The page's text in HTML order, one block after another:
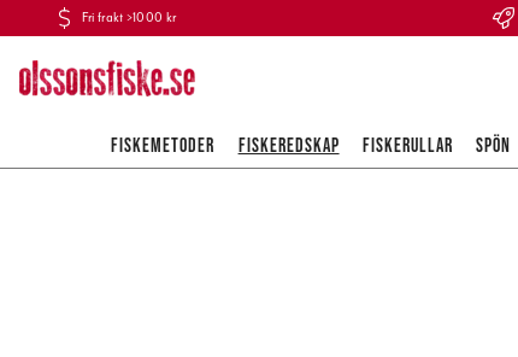
Fri frakt >1000 kr
FISKEMETODER FISKEREDSKAP FISKERULLAR SPÖN